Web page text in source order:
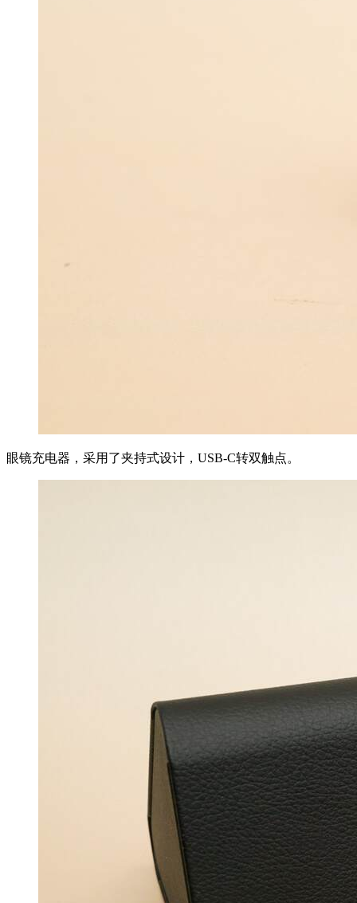
眼镜充电器，采用了夹持式设计，USB-C转双触点。